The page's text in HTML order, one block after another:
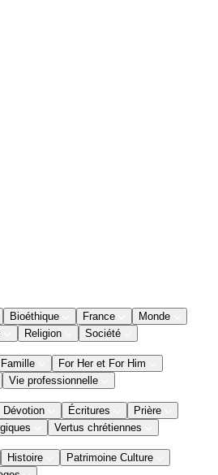
Bioéthique France
Monde
Religion Société
Famille
For Her et For Him
Vie professionnelle
Dévotion Écritures
Prière
Vertus chrétiennes
Histoire
Patrimoine Culture